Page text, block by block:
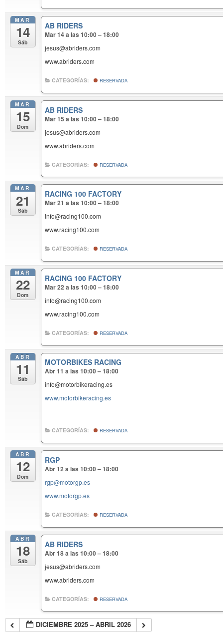
MAR
14
Sáb
AB RIDERS
Mar 14 a las 10:00 – 18:00
jesus@abriders.com
www.abriders.com
CATEGORÍAS: RESERVADA
MAR
15
Dom
AB RIDERS
Mar 15 a las 10:00 – 18:00
jesus@abriders.com
www.abriders.com
CATEGORÍAS: RESERVADA
MAR
21
Sáb
RACING 100 FACTORY
Mar 21 a las 10:00 – 18:00
info@racing100.com
www.racing100.com
CATEGORÍAS: RESERVADA
MAR
22
Dom
RACING 100 FACTORY
Mar 22 a las 10:00 – 18:00
info@racing100.com
www.racing100.com
CATEGORÍAS: RESERVADA
ABR
11
Sáb
MOTORBIKES RACING
Abr 11 a las 10:00 – 18:00
info@motorbikeracing.es
www.motorbikeracing.es
CATEGORÍAS: RESERVADA
ABR
12
Dom
RGP
Abr 12 a las 10:00 – 18:00
rgp@motorgp.es
www.motorgp.es
CATEGORÍAS: RESERVADA
ABR
18
Sáb
AB RIDERS
Abr 18 a las 10:00 – 18:00
jesus@abriders.com
www.abriders.com
CATEGORÍAS: RESERVADA
DICIEMBRE 2025 – ABRIL 2026